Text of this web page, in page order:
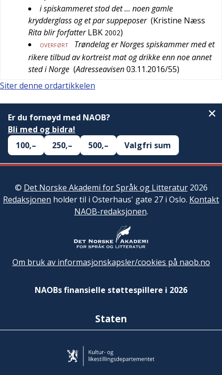
i spiskammeret stod det … noen gamle
krydderglass og et par suppeposer (Kristine Næss
Rita blir forfatter LBK 2002)
OVERFØRT
Trøndelag er Norges spiskammer med et
rikere tilbud av kortreist mat og drikke enn noe annet
sted i Norge (Adresseavisen03.11.2016/55)
Siter denne ordartikkelen
Er du fornøyd med NAOB?
Bli med og bidra!
100,–
250,– 500,– Valgfri sum
© Det Norske Akademi for Språk og Litteratur2026
Redaksjonen holder til i Osterhaus' gate 27 i Oslo. Kontakt
NAOB-redaksjonen.
Om bruk av informasjonskapsler/cookies på naob.no
NAOBs finansielle støttespillere i 2026
Staten